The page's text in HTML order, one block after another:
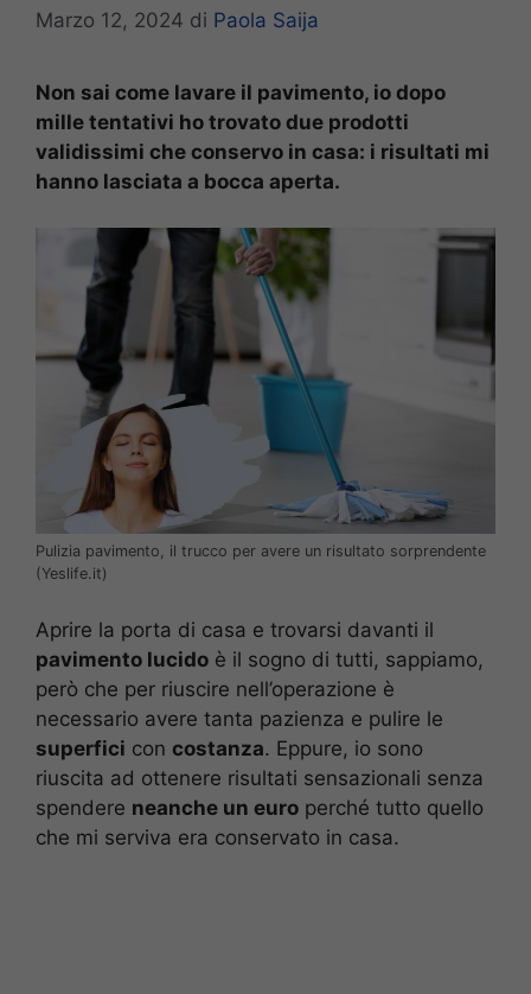
Marzo 12, 2024 di Paola Saija
Non sai come lavare il pavimento, io dopo
mille tentativi ho trovato due prodotti
validissimi che conservo in casa: i risultati mi
hanno lasciata a bocca aperta.
Pulizia pavimento, il trucco per avere un risultato sorprendente
(Yeslife.it)
Aprire la porta di casa e trovarsi davanti il
pavimento lucido è il sogno di tutti, sappiamo,
però che per riuscire nell’operazione è
necessario avere tanta pazienza e pulire le
superfici con costanza. Eppure, io sono
riuscita ad ottenere risultati sensazionali senza
spendere neanche un euro perché tutto quello
che mi serviva era conservato in casa.